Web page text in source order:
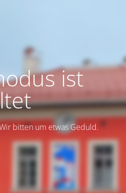
ist
bitten um etwas Geduld.